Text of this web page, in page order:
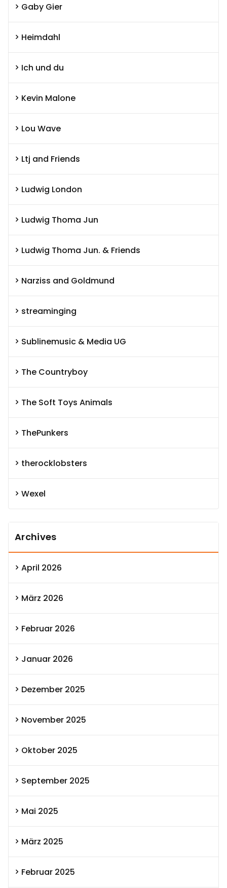
Gaby Gier
Heimdahl
Ich und du
Kevin Malone
Lou Wave
Ltj and Friends
Ludwig London
Ludwig Thoma Jun
Ludwig Thoma Jun. & Friends
Narziss and Goldmund
streaminging
Sublinemusic & Media UG
The Countryboy
The Soft Toys Animals
ThePunkers
therocklobsters
Wexel
Archives
April 2026
März 2026
Februar 2026
Januar 2026
Dezember 2025
November 2025
Oktober 2025
September 2025
Mai 2025
März 2025
Februar 2025